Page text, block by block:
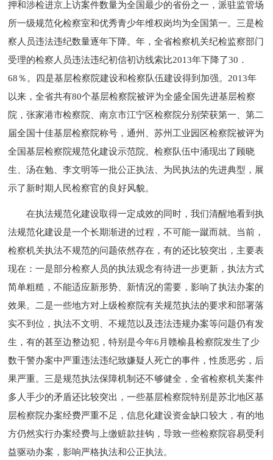
押和涉检进京上访案件数量为全国最少的省份之一，派驻监管场
所一级规范化检察室和优秀青少年维权岗均为全国第一。三是检
察人员违法违纪数量逐年下降。年，全省检察机关纪检监察部门
受理的检察人员违法违纪初信初访线索比2013年下降了30．
68％。四是基层检察院建设和检察队伍建设得到加强。2013年
以来，全省共有80个基层检察院被评为全盛全国先进基层检察
院，张家港市检察院、南京市江宁区检察院分别荣获第一、第二
届全国十佳基层检察院称号，通州、苏州工业园区检察院被评为
全国基层检察院规范化建设示范院。检察队伍中涌现出了顾晓
生、汤在勉、李文明等一批公正执法、为民执法的先进典型，展
示了新时期人民检察官的良好风貌。
在执法规范化建设取得一定成效的同时，我们清醒地看到执
法规范化建设是一个长期渐进的过程，不可能一蹴而就。当前，
检察机关执法不规范的问题依然存在，有的还比较突出，主要表
现在：一是部分检察人员的执法观念有待进一步更新，执法方式
简单粗糙，不能适应新形势、新情况的需要，影响了执法办案的
效果。二是一些地方对上级检察院有关规范执法的要求和部署落
实不到位，执法不文明、不规范以及违法违规办案等问题仍有发
生，有的甚至边整边犯，特别是今年6月赣榆县检察院发生了少
数干警办案中严重违法违纪致嫌疑人死亡的事件，性质恶劣，后
果严重。三是规范执法保障机制还不够健全，全省检察机关案件
多人手少的矛盾还比较突出，一些基层检察院特别是苏北地区基
层检察院办案经费严重不足，信息化建设资金缺口较大，有的地
方仍然实行办案经费与上缴赃款挂钩，导致一些检察院容易受利
益驱动办案，影响严格执法和公正执法。